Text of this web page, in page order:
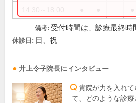
備考: 受付時間は、診療最終時
休診日: 日、祝
井上令子院長にインタビュー
貴院が力を入れ
て、どのような診療